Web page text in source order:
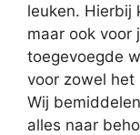
leuken. Hierbij
maar ook voor
toegevoegde
voor zowel het
Wij
alles naar